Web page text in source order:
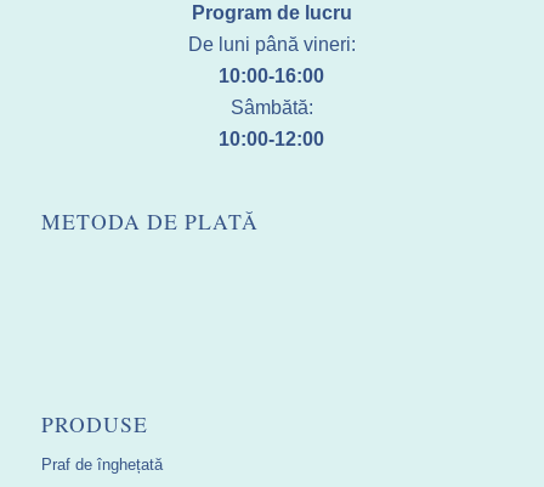
Program de lucru
De luni până vineri:
10:00-16:00
Sâmbătă:
10:00-12:00
METODA DE PLATĂ
PRODUSE
Praf de înghețată